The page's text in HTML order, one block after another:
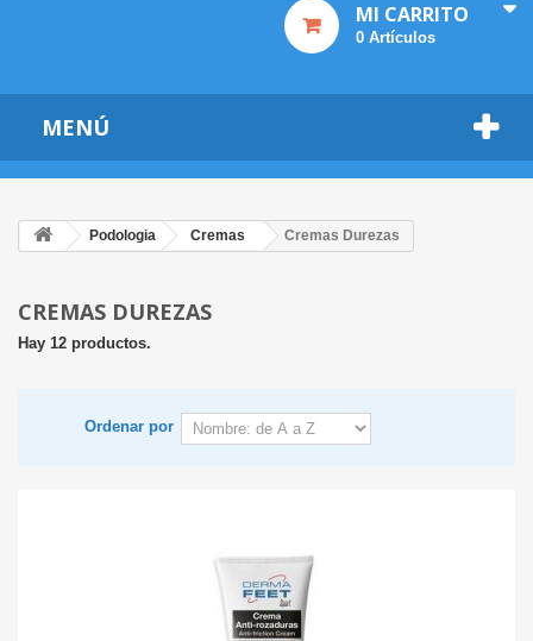
MI CARRITO
0 Artículos
MENÚ
Podologia Cremas Cremas Durezas
CREMAS DUREZAS
Hay 12 productos.
Ordenar por